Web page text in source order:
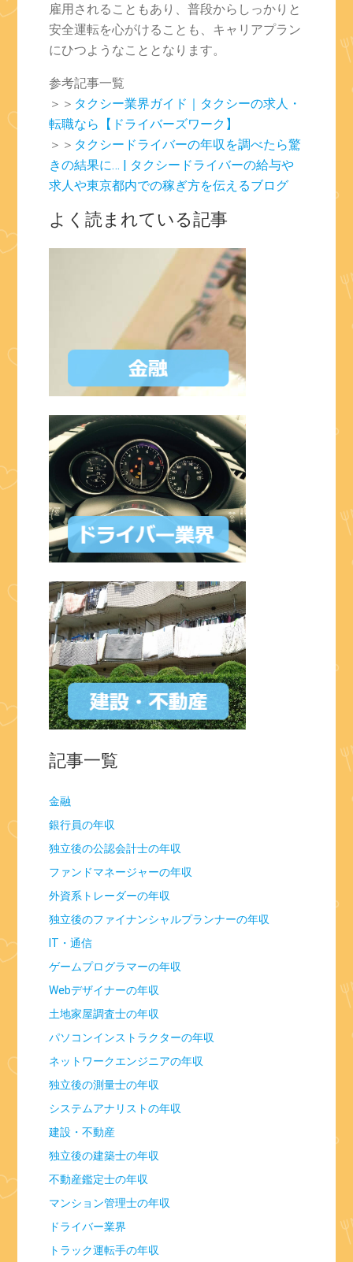
雇用されることもあり、普段からしっかりと
安全運転を心がけることも、キャリアプラン
にひつようなこととなります。
参考記事一覧
＞＞ タクシー業界ガイド｜タクシーの求人・
転職なら【ドライバーズワーク】
＞＞ タクシードライバーの年収を調べたら驚
きの結果に… | タクシードライバーの給与や
求人や東京都内での稼ぎ方を伝えるブログ
よく読まれている記事
記事一覧
金融
銀行員の年収
独立後の公認会計士の年収
ファンドマネージャーの年収
外資系トレーダーの年収
独立後のファイナンシャルプランナーの年収
IT・通信
ゲームプログラマーの年収
Webデザイナーの年収
土地家屋調査士の年収
パソコンインストラクターの年収
ネットワークエンジニアの年収
独立後の測量士の年収
システムアナリストの年収
建設・不動産
独立後の建築士の年収
不動産鑑定士の年収
マンション管理士の年収
ドライバー業界
トラック運転手の年収